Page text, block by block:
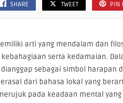
SHARE TWEET PIN
arti yang mendalam dan
serta kedamaian.
sebagai simbol harapan
dari bahasa lokal yang
pada keadaan mental